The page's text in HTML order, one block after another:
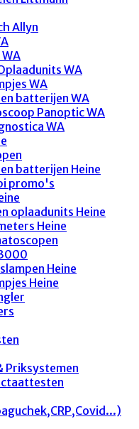
Allyn
WA
WA
batterijen WA
Panoptic WA
WA
batterijen Heine
promo's
oplaadunits Heine
Heine
Heine
Heine
Priksystemen